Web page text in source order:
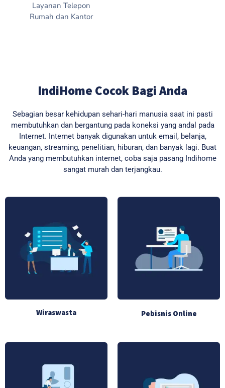
Layanan Telepon
Rumah dan Kantor
IndiHome Cocok Bagi Anda
Sebagian besar kehidupan sehari-hari manusia saat ini pasti
membutuhkan dan bergantung pada koneksi yang andal pada
Internet. Internet banyak digunakan untuk email, belanja,
keuangan, streaming, penelitian, hiburan, dan banyak lagi. Buat
Anda yang membutuhkan internet, coba saja pasang Indihome
sangat murah dan terjangkau.
Wiraswasta Pebisnis Online